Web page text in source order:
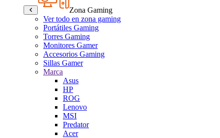
Zona Gaming
Ver todo en zona gaming
Portátiles Gaming
Torres Gaming
Monitores Gamer
Accesorios Gaming
Sillas Gamer
Marca
Asus
HP
ROG
Lenovo
MSI
Predator
Acer